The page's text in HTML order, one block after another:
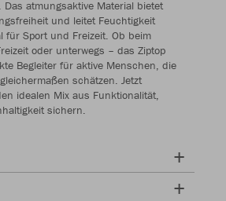
Das atmungsaktive Material bietet
und leitet Feuchtigkeit
für Sport und Freizeit. Ob beim
oder unterwegs – das Ziptop
Begleiter für aktive Menschen, die
schätzen. Jetzt
idealen Mix aus Funktionalität,
sichern.